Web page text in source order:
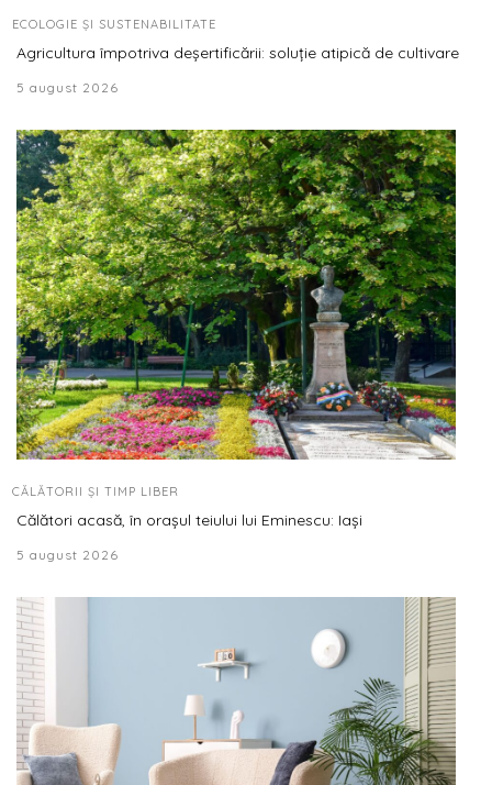
ECOLOGIE ȘI SUSTENABILITATE
Agricultura împotriva deșertificării: soluție atipică de cultivare
5 august 2026
CĂLĂTORII ȘI TIMP LIBER
Călători acasă, în orașul teiului lui Eminescu: Iași
5 august 2026